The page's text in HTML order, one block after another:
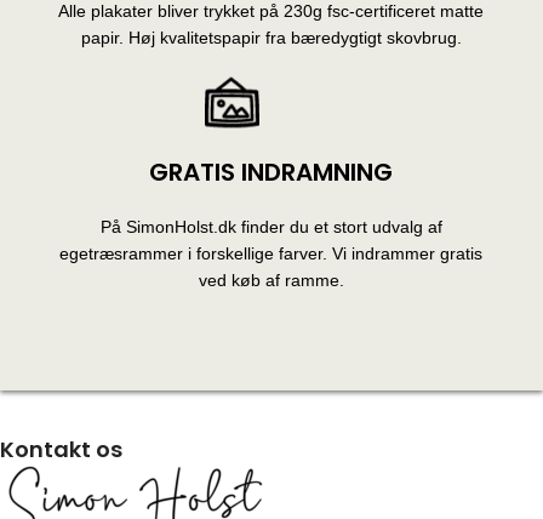
Alle plakater bliver trykket på 230g fsc-certificeret matte
papir. Høj kvalitetspapir fra bæredygtigt skovbrug.
GRATIS INDRAMNING
På SimonHolst.dk finder du et stort udvalg af
egetræsrammer i forskellige farver. Vi indrammer gratis
ved køb af ramme.
Kontakt os